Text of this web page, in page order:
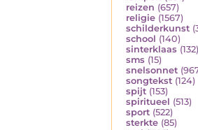
reizen (657)
religie (1567)
schilderkunst
school (140)
sinterklaas (132)
sms (15)
snelsonnet
songtekst (124)
spijt (153)
spiritueel (513)
sport (522)
sterkte (85)